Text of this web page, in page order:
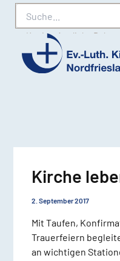
Suche
Karriere Amtliche
Ev.-
Kirche
2. September 2017
Mit Taufen,
Trauerfeiern
an wichtigen